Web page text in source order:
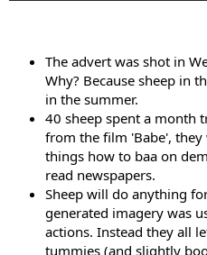
The advert was shot in
Why? Because sheep in
in the summer.
40 sheep spent a month
from the film 'Babe',
things how to baa on
read newspapers.
Sheep will do anything
generated imagery was
actions. Instead they all
tummies (and slightly